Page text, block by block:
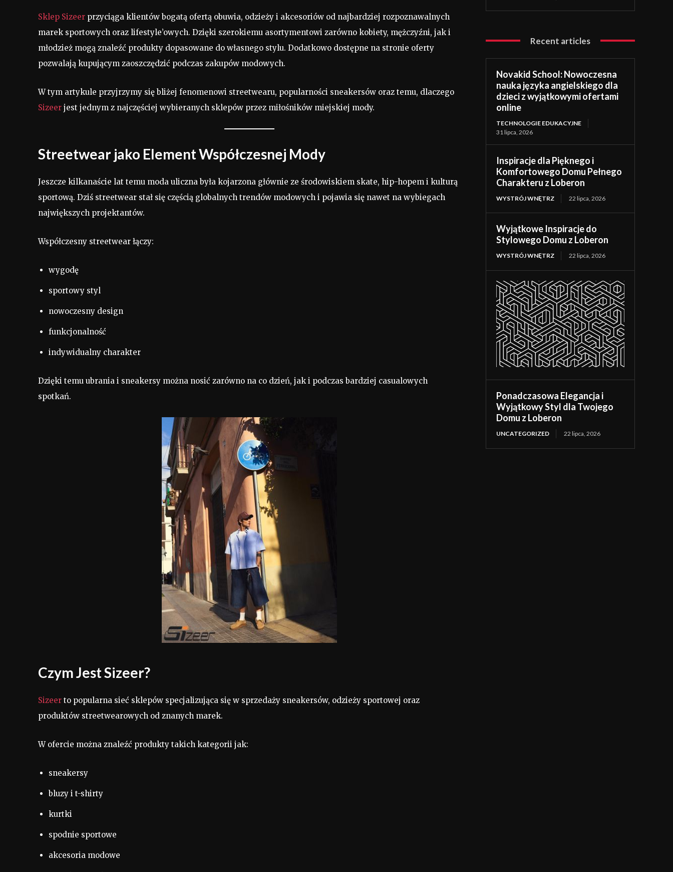
Sklep Sizeer przyciąga klientów bogatą ofertą obuwia, odzieży i akcesoriów od najbardziej rozpoznawalnych
marek sportowych oraz lifestyle’owych. Dzięki szerokiemu asortymentowi zarówno kobiety, mężczyźni, jak i
młodzież mogą znaleźć produkty dopasowane do własnego stylu. Dodatkowo dostępne na stronie oferty
pozwalają kupującym zaoszczędzić podczas zakupów modowych.
W tym artykule przyjrzymy się bliżej fenomenowi streetwearu, popularności sneakersów oraz temu, dlaczego
Sizeer jest jednym z najczęściej wybieranych sklepów przez miłośników miejskiej mody.
Streetwear jako Element Współczesnej Mody
Jeszcze kilkanaście lat temu moda uliczna była kojarzona głównie ze środowiskiem skate, hip-hopem i kulturą
sportową. Dziś streetwear stał się częścią globalnych trendów modowych i pojawia się nawet na wybiegach
największych projektantów.
Współczesny streetwear łączy:
wygodę
sportowy styl
nowoczesny design
funkcjonalność
indywidualny charakter
Dzięki temu ubrania i sneakersy można nosić zarówno na co dzień, jak i podczas bardziej casualowych
spotkań.
Czym Jest Sizeer?
Sizeer to popularna sieć sklepów specjalizująca się w sprzedaży sneakersów, odzieży sportowej oraz
produktów streetwearowych od znanych marek.
W ofercie można znaleźć produkty takich kategorii jak:
sneakersy
bluzy i t-shirty
kurtki
spodnie sportowe
akcesoria modowe
Recent articles
Novakid School: Nowoczesna
nauka języka angielskiego dla
dzieci z wyjątkowymi ofertami
online
TECHNOLOGIE EDUKACYJNE
31 lipca, 2026
Inspiracje dla Pięknego i
Komfortowego Domu Pełnego
Charakteru z Loberon
WYSTRÓJ WNĘTRZ 22 lipca, 2026
Wyjątkowe Inspiracje do
Stylowego Domu z Loberon
WYSTRÓJ WNĘTRZ 22 lipca, 2026
Ponadczasowa Elegancja i
Wyjątkowy Styl dla Twojego
Domu z Loberon
UNCATEGORIZED 22 lipca, 2026